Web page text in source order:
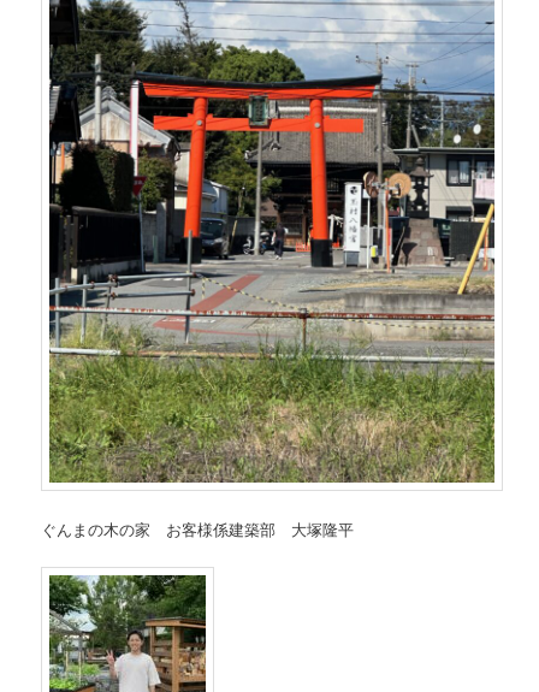
ぐんまの木の家 お客様係建築部 大塚隆平